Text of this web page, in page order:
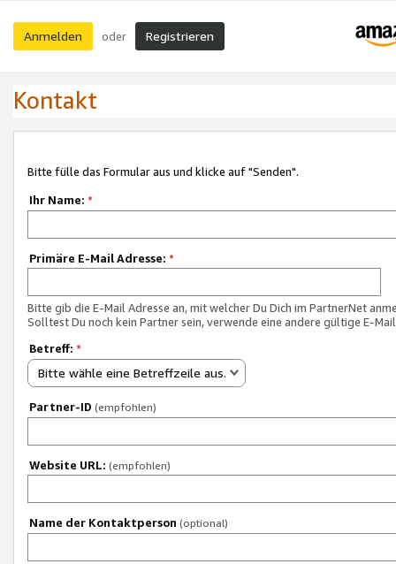
Anmelden oder Registrieren
Kontakt
Bitte fülle das Formular aus und klicke auf "Senden".
Ihr Name: *
Primäre E-Mail Adresse: *
Bitte gib die E-Mail Adresse an, mit welcher Du Dich im PartnerNet
Solltest Du noch kein Partner sein, verwende eine andere gültige E-
Betreff: *
Bitte wähle eine Betreffzeile aus.
Partner-ID (empfohlen)
Website URL: (empfohlen)
Name der Kontaktperson (optional)